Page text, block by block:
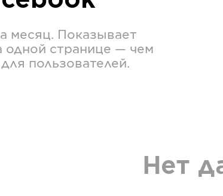
месяц. Показывает
одной странице — чем
пользователей.
Нет